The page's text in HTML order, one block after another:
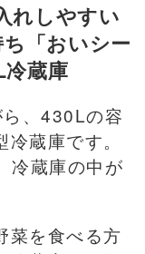
れしやすい
「おいシー
蔵庫
、430Lの容
蔵庫です。
冷蔵庫の中が
菜を食べる方